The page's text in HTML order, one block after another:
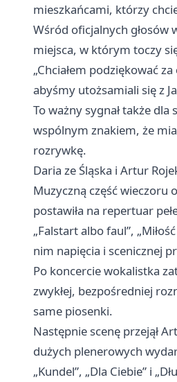
mieszkańcami, którzy
Wśród oficjalnych głosów
miejsca, w którym toczy
„Chciałem podziękować
abyśmy utożsamiali się z
To ważny sygnał także
wspólnym znakiem, że
rozrywkę.
Daria ze Śląska i Artur
Muzyczną część wieczoru
postawiła na repertuar
„Falstart albo faul”,
nim napięcia i scenicznej
Po koncercie wokalistka
zwykłej, bezpośredniej
same piosenki.
Następnie scenę przejął
dużych plenerowych
„Kundel”, „Dla Ciebie” i